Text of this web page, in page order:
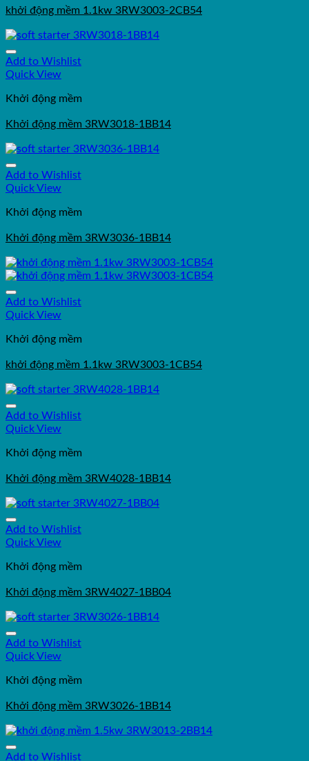
khởi động mềm 1.1kw 3RW3003-2CB54
Add to Wishlist
Quick View
Khởi động mềm
Khởi động mềm 3RW3018-1BB14
Add to Wishlist
Quick View
Khởi động mềm
Khởi động mềm 3RW3036-1BB14
Add to Wishlist
Quick View
Khởi động mềm
khởi động mềm 1.1kw 3RW3003-1CB54
Add to Wishlist
Quick View
Khởi động mềm
Khởi động mềm 3RW4028-1BB14
Add to Wishlist
Quick View
Khởi động mềm
Khởi động mềm 3RW4027-1BB04
Add to Wishlist
Quick View
Khởi động mềm
Khởi động mềm 3RW3026-1BB14
Add to Wishlist